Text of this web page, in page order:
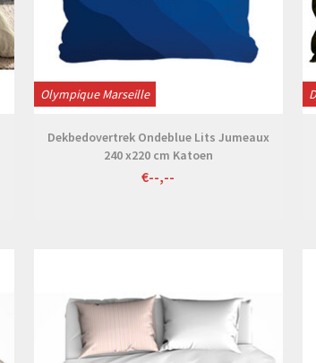
Olympique Marseille
Dekbedovertrek Ondeblue Lits Jumeaux
240 x220 cm Katoen
€--,--